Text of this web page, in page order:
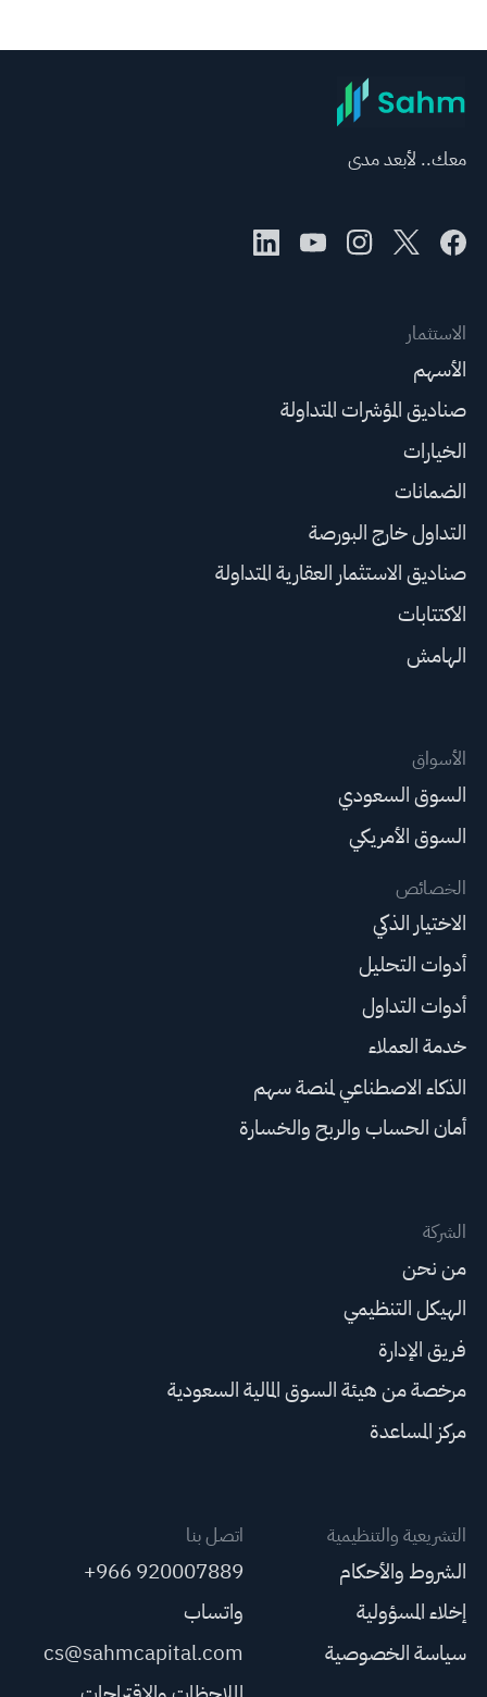
معك.. لأبعد مدى
الاستثمار
الأسهم
صناديق المؤشرات المتداولة
الخيارات
الضمانات
التداول خارج البورصة
صناديق الاستثمار العقارية المتداولة
الاكتتابات
الهامش
الأسواق
السوق السعودي
السوق الأمريكي
الخصائص
الاختيار الذكي
أدوات التحليل
أدوات التداول
خدمة العملاء
الذكاء الاصطناعي لمنصة سهم
أمان الحساب والربح والخسارة
الشركة
من نحن
الهيكل التنظيمي
فريق الإدارة
مرخصة من هيئة السوق المالية السعودية
مركز المساعدة
التشريعية والتنظيمية
الشروط والأحكام
إخلاء المسؤولية
سياسة الخصوصية
اتصل بنا
+966 920007889
واتساب
cs@sahmcapital.com